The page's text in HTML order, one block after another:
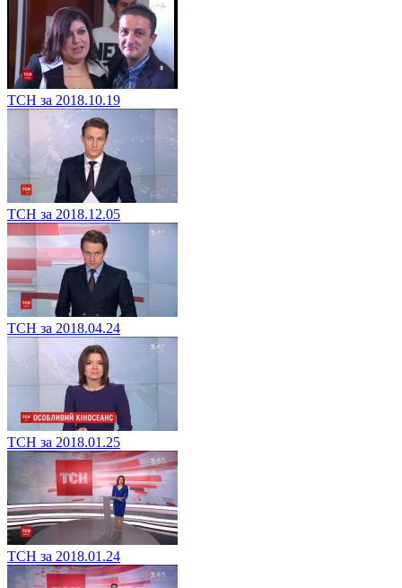
ТСН за 2018.10.19
ТСН за 2018.12.05
ТСН за 2018.04.24
ТСН за 2018.01.25
ТСН за 2018.01.24